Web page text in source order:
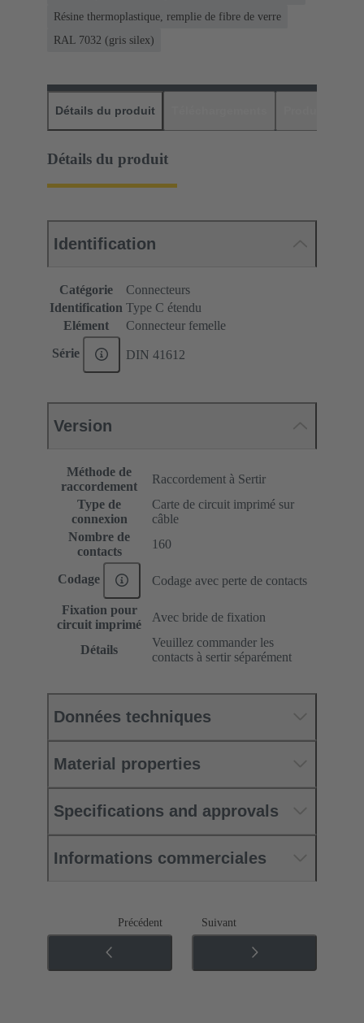
Résine thermoplastique, remplie de fibre de verre
RAL 7032 (gris silex)
Détails du produit
Détails du produit
Identification
Catégorie
Connecteurs
Identification Type C étendu
Elément
Connecteur femelle
Série DIN 41612
Version
Méthode de
raccordement
Raccordement à Sertir
Type de
connexion
Carte de circuit imprimé sur
câble
Nombre de
contacts
160
Codage Codage avec perte de contacts
Fixation pour
circuit imprimé
Avec bride de fixation
Détails
Veuillez commander les
contacts à sertir séparément
Données techniques
Material properties
Specifications and approvals
Informations commerciales
Précédent Suivant